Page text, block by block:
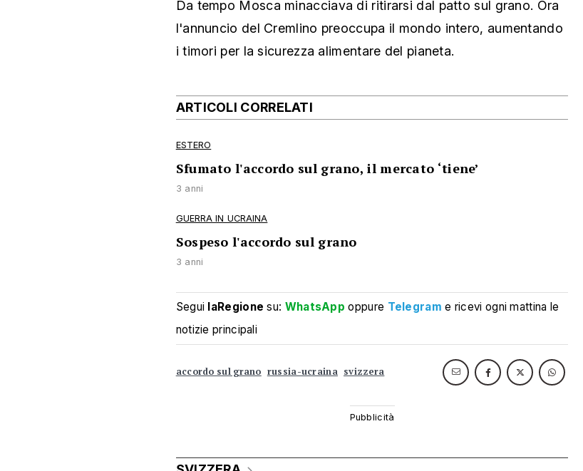
Da tempo Mosca minacciava di ritirarsi dal patto sul grano. Ora
l'annuncio del Cremlino preoccupa il mondo intero, aumentando
i timori per la sicurezza alimentare del pianeta.
ARTICOLI CORRELATI
ESTERO
Sfumato l'accordo sul grano, il mercato ‘tiene’
3 anni
GUERRA IN UCRAINA
Sospeso l'accordo sul grano
3 anni
Segui laRegione su: WhatsApp oppure Telegram e ricevi ogni mattina le
notizie principali
accordo sul grano russia-ucraina svizzera